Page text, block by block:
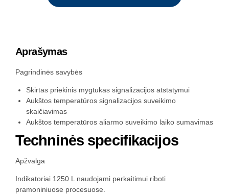
Aprašymas
Pagrindinės savybės
Skirtas priekinis mygtukas signalizacijos atstatymui
Aukštos temperatūros signalizacijos suveikimo
skaičiavimas
Aukštos temperatūros aliarmo suveikimo laiko sumavimas
Techninės specifikacijos
Apžvalga
Indikatoriai 1250 L naudojami perkaitimui riboti
pramoniniuose procesuose.